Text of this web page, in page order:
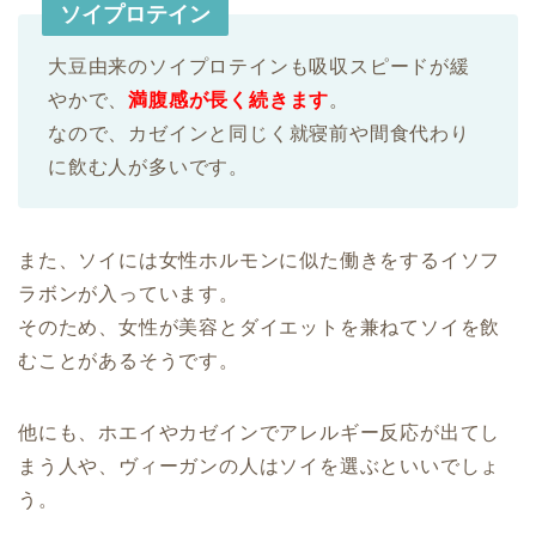
ソイプロテイン
大豆由来のソイプロテインも吸収スピードが緩
やかで、満腹感が長く続きます。
なので、カゼインと同じく就寝前や間食代わり
に飲む人が多いです。
また、ソイには女性ホルモンに似た働きをするイソフ
ラボンが入っています。
そのため、女性が美容とダイエットを兼ねてソイを飲
むことがあるそうです。
他にも、ホエイやカゼインでアレルギー反応が出てし
まう人や、ヴィーガンの人はソイを選ぶといいでしょ
う。